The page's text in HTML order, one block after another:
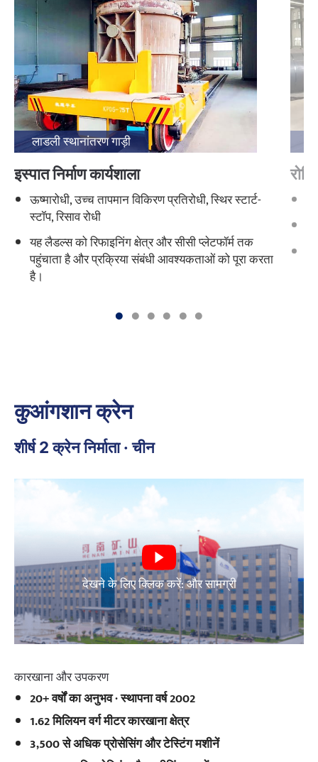
लाडली स्थानांतरण गाड़ी
इस्पात निर्माण कार्यशाला
ऊष्मारोधी, उच्च तापमान विकिरण प्रतिरोधी, स्थिर स्टार्ट-
स्टॉप, रिसाव रोधी
यह लैडल्स को रिफाइनिंग क्षेत्र और सीसी प्लेटफॉर्म तक
पहुंचाता है और प्रक्रिया संबंधी आवश्यकताओं को पूरा करता
है।
कुआंगशान क्रेन
शीर्ष 2 क्रेन निर्माता · चीन
देखने के लिए क्लिक करें: और सामग्री
कारखाना और उपकरण
20+ वर्षों का अनुभव · स्थापना वर्ष 2002
1.62 मिलियन वर्ग मीटर कारखाना क्षेत्र
3,500 से अधिक प्रोसेसिंग और टेस्टिंग मशीनें